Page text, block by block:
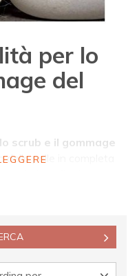
per lo
del
scrub e il gommage
della pelle in completa
fisiche
in questo modo
e le altre virtù